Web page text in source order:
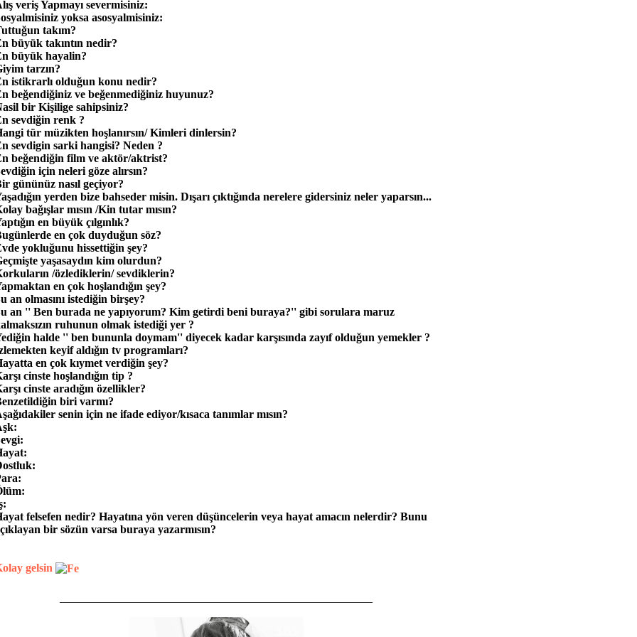
veriş Yapmayı severmisiniz:
yoksa asosyalmisiniz:
takım?
büyük takıntın nedir?
büyük hayalin?
tarzın?
istikrarlı olduğun konu nedir?
beğendiğiniz ve beğenmediğiniz huyunuz?
bir Kişilige sahipsiniz?
sevdiğin renk ?
tür müzikten hoşlanırsın/ Kimleri dinlersin?
sevdigin sarki hangisi? Neden ?
beğendiğin film ve aktör/aktrist?
için neleri göze alırsın?
gününüz nasıl geçiyor?
yerden bize bahseder misin. Dışarı çıktığında nerelere gidersiniz neler yaparsın...
bağışlar mısın /Kin tutar mısın?
en büyük çılgınlık?
en çok duyduğun söz?
yokluğunu hissettiğin şey?
yaşasaydın kim olurdun?
/özlediklerin/ sevdiklerin?
en çok hoşlandığın şey?
an olmasını istediğin birşey?
an '' Ben burada ne yapıyorum? Kim getirdi beni buraya?'' gibi sorulara maruz
ruhunun olmak istediği yer ?
halde '' ben bununla doymam'' diyecek kadar karşısında zayıf olduğun yemekler ?
keyif aldığın tv programları?
en çok kıymet verdiğin şey?
cinste hoşlandığın tip ?
cinste aradığın özellikler?
biri varmı?
senin için ne ifade ediyor/kısaca tanımlar mısın?
felsefen nedir? Hayatına yön veren düşüncelerin veya hayat amacın nelerdir? Bunu
bir sözün varsa buraya yazarmısın?
gelsin